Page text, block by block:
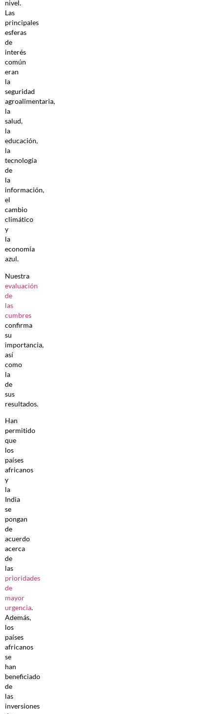
nivel.
Las
principales
esferas
de
interés
común
eran
la
seguridad
agroalimentaria,
la
salud,
la
educación,
la
tecnología
de
la
información,
el
cambio
climático
y
la
economía
azul.
Nuestra
evaluación
de
las
cumbres
confirma
su
importancia,
así
como
la
de
sus
resultados.
Han
permitido
que
los
países
africanos
y
la
India
se
pongan
de
acuerdo
acerca
de
las
prioridades
de
mayor
urgencia.
Además,
los
países
africanos
se
han
beneficiado
de
las
inversiones